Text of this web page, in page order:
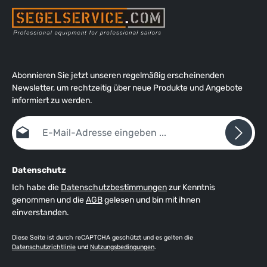
Abonnieren Sie jetzt unseren regelmäßig erscheinenden
Newsletter, um rechtzeitig über neue Produkte und Angebote
informiert zu werden.
E-Mail-Adresse*
Datenschutz
Ich habe die Datenschutzbestimmungenzur Kenntnis
genommen und dieAGBgelesen und bin mit ihnen
einverstanden.
Diese Seite ist durch reCAPTCHA geschützt und es gelten die
Datenschutzrichtlinie und Nutzungsbedingungen.